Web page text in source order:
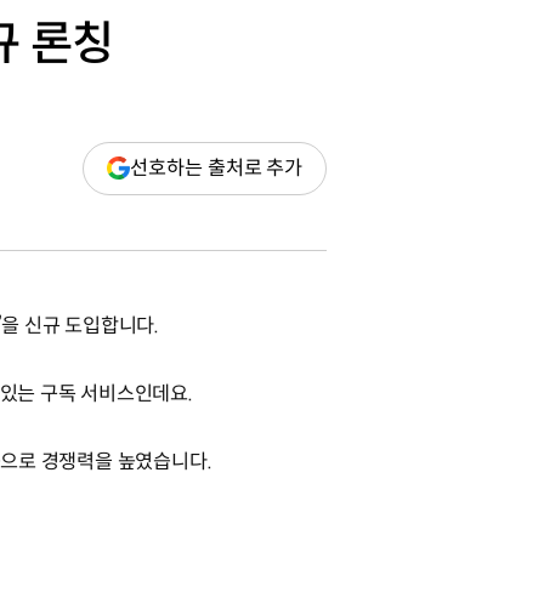
론칭
선호하는 출처로 추가(새
창
신규 도입합니다.
는 구독 서비스인데요.
로 경쟁력을 높였습니다.